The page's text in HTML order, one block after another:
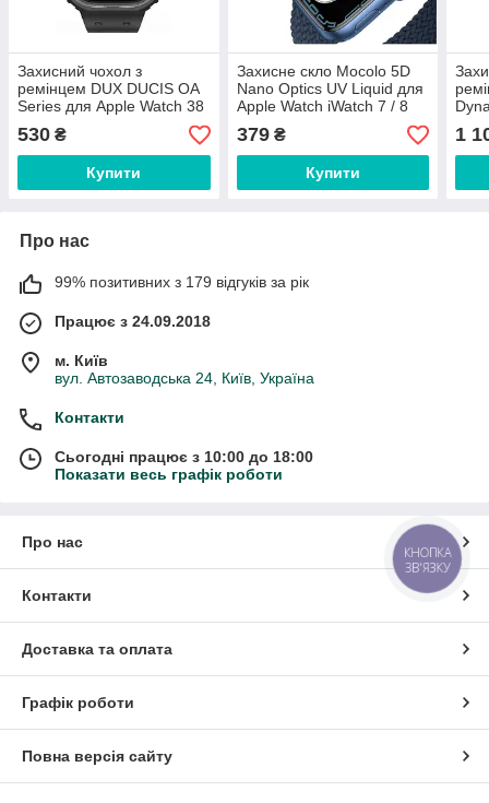
Захисний чохол з
ремінцем DUX DUCIS OA
Series для Apple Watch 38
mm / 40 mm / 41 mm Black
530 ₴
Купити
Захисне скло Mocolo 5D
Nano Optics UV Liquid для
Apple Watch iWatch 7 / 8
45 mm Clear (0.33 мм)
379₴
Купити
mm
1
Про нас
99% позитивних з 179 відгуків за рік
Працює з 24.09.2018
м. Київ
вул. Автозаводська 24, Київ, Україна
Контакти
Сьогодні працює з 10:00 до 18:00
Показати весь графік роботи
Про нас
Контакти
Доставка та оплата
Графік роботи
Повна версія сайту
КНОПКА
ЗВ'ЯЗКУ